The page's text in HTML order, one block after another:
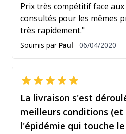
Prix très compétitif face
consultés pour les mêmes
très rapidement."
Soumis par Paul 6 avril 2020
06/04/2020
La livraison s'est
meilleurs conditions (et
l'épidémie qui touche le